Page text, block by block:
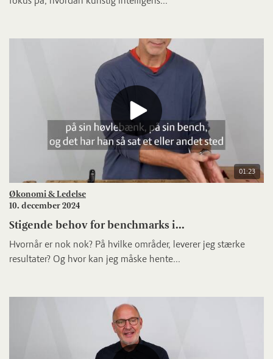
01:23
Økonomi & Ledelse
10. december 2024
Stigende behov for benchmarks i...
Hvornår er nok nok? På hvilke områder, leverer jeg stærke
resultater? Og hvor kan jeg måske hente...